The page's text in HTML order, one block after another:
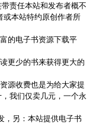
责任本站和发布者概不
或本站特约原创作者所
的电子书资源下载平
更少的书来获得更大的
源收费也是为给大家提
我们仅卖几元，一个永
，另：本站提供电子书